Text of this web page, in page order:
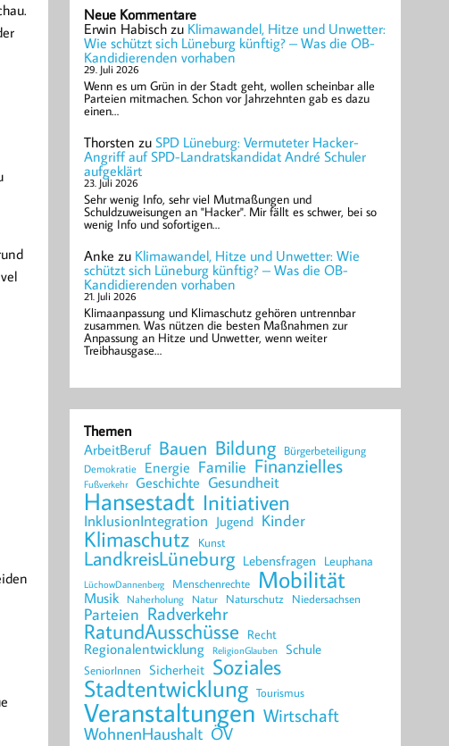
Neue Kommentare
Erwin Habisch zu Klimawandel, Hitze und Unwetter:
Wie schützt sich Lüneburg künftig? – Was die OB-
Kandidierenden vorhaben
29. Juli 2026
Wenn es um Grün in der Stadt geht, wollen scheinbar alle
Parteien mitmachen. Schon vor Jahrzehnten gab es dazu
einen…
Thorsten zuSPD Lüneburg: Vermuteter Hacker-
Angriff auf SPD-Landratskandidat André Schuler
aufgeklärt
23. Juli 2026
Sehr wenig Info, sehr viel Mutmaßungen und
Schuldzuweisungen an "Hacker". Mir fällt es schwer, bei so
wenig Info und sofortigen…
Anke zu Klimawandel, Hitze und Unwetter: Wie
schützt sich Lüneburg künftig? – Was die OB-
Kandidierenden vorhaben
21. Juli 2026
Klimaanpassung und Klimaschutz gehören untrennbar
zusammen. Was nützen die besten Maßnahmen zur
Anpassung an Hitze und Unwetter, wenn weiter
Treibhausgase…
Themen
ArbeitBeruf Bauen Bildung Bürgerbeteiligung
Demokratie Energie Familie Finanzielles
Fußverkehr Geschichte Gesundheit
Hansestadt Initiativen
InklusionIntegration Jugend Kinder
Klimaschutz Kunst
LandkreisLüneburg Lebensfragen Leuphana
LüchowDannenberg Menschenrechte Mobilität
Musik Naherholung Natur Naturschutz Niedersachsen
Parteien Radverkehr
RatundAusschüsse Recht
Regionalentwicklung ReligionGlauben Schule
SeniorInnen Sicherheit Soziales
Stadtentwicklung Tourismus
Veranstaltungen Wirtschaft
WohnenHaushalt ÖV